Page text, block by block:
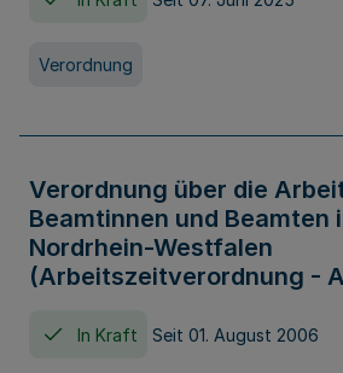
Verordnung
Verordnung über die
Beamtinnen und Beamten
Nordrhein-Westfalen
(Arbeitszeitverordnung -
In Kraft Seit 01. August 2006